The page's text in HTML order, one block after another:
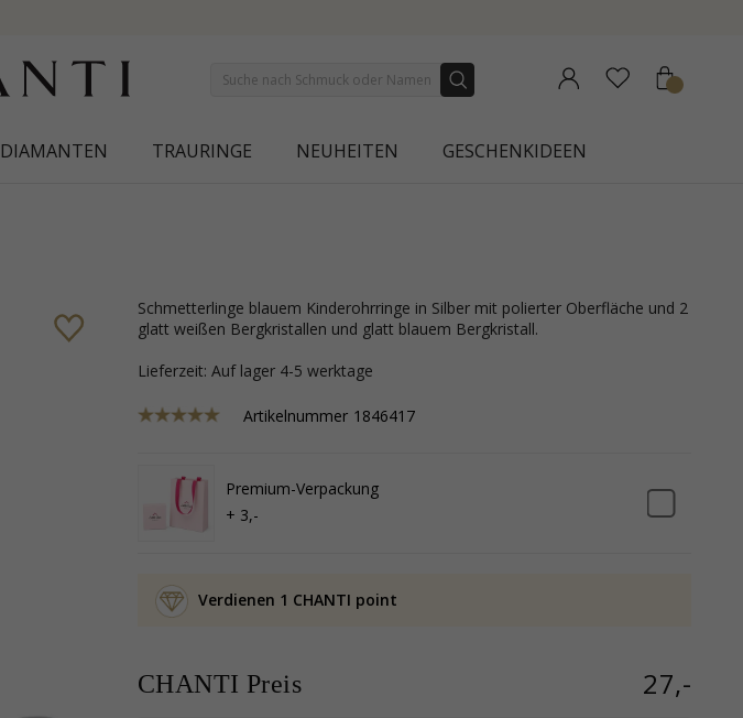
DIAMANTEN TRAURINGE NEUHEITEN GESCHENKIDEEN
Schmetterlinge blauem Kinderohrringe in Silber mit polierter Oberfläche und 2
glatt weißen Bergkristallen und glatt blauem Bergkristall.
Lieferzeit: Auf lager 4-5 werktage
Artikelnummer 1846417
Premium-Verpackung
+ 3,-
Verdienen 1 CHANTI point
CHANTI Preis 27,-